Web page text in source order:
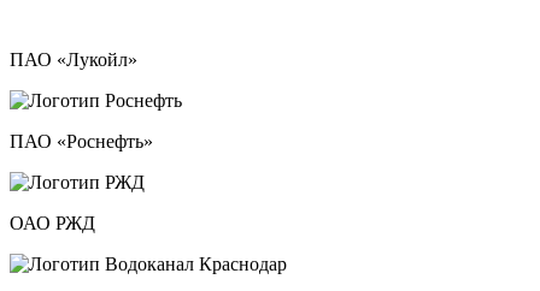
ПАО «Лукойл»
ПАО «Роснефть»
ОАО РЖД